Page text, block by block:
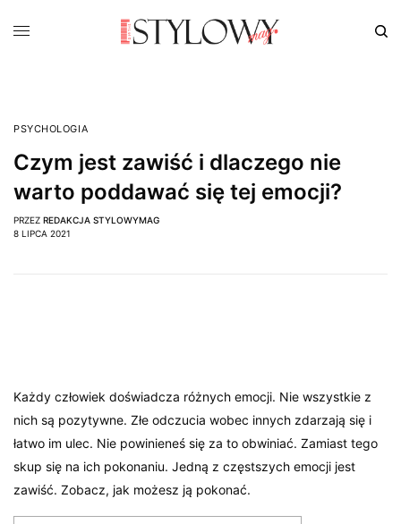
PSYCHOLOGIA
Czym jest zawiść i dlaczego nie
warto poddawać się tej emocji?
PRZEZ REDAKCJA STYLOWYMAG
8 LIPCA 2021
Każdy człowiek doświadcza różnych emocji. Nie wszystkie z
nich są pozytywne. Złe odczucia wobec innych zdarzają się i
łatwo im ulec. Nie powinieneś się za to obwiniać. Zamiast tego
skup się na ich pokonaniu. Jedną z częstszych emocji jest
zawiść. Zobacz, jak możesz ją pokonać.